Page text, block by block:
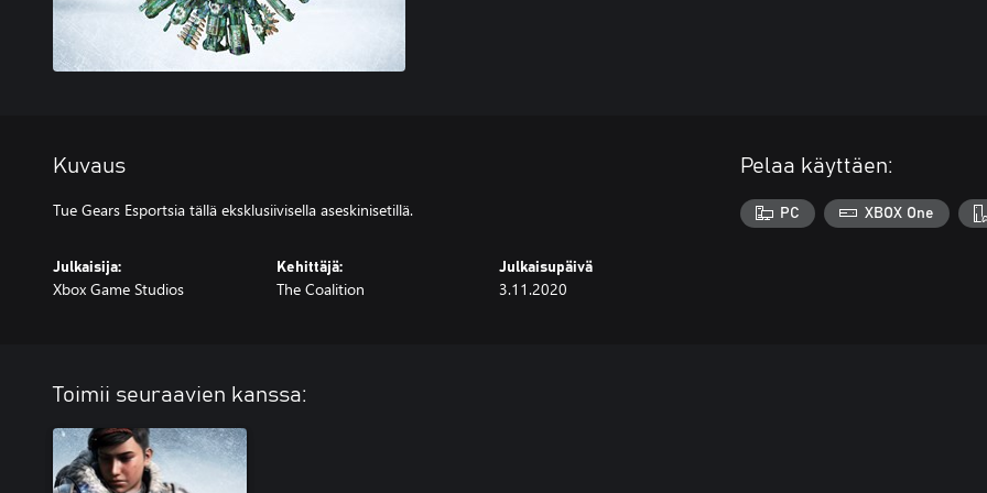
Kuvaus
Tue Gears Esportsia tällä eksklusiivisella aseskinisetillä.
Julkaisija:
Xbox Game Studios
Kehittäjä:
The Coalition
Julkaisupäivä
3.11.2020
Pelaa käyttäen:
PC XBOX One
Toimii seuraavien kanssa: